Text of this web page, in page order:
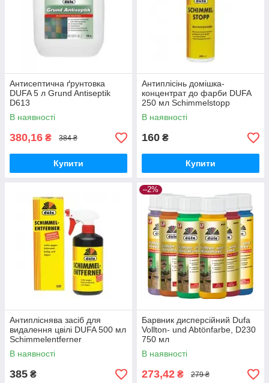
Антисептична ґрунтовка
DUFA 5 л Grund Antiseptik
D613
В наявності
380,16 ₴ 384 ₴
Купити
Антиплісінь домішка-
концентрат до фарби DUFA
250 мл Schimmelstopp
В наявності
160 ₴
Купити
Антипліснява засіб для
видалення цвілі DUFA 500 мл
Schimmelentferner
В наявності
385 ₴
–2%
Барвник дисперсійний Dufa
Vollton- und Abtönfarbe, D230
750 мл
В наявності
273,42 ₴ 279 ₴